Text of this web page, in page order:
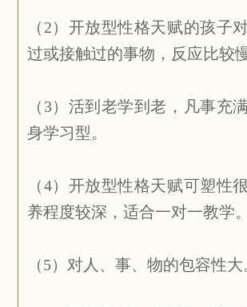
（2）开放型性格天赋的孩子
过或接触过的事物，反应比较慢
（3）活到老学到老，凡事充
身学习型。
（4）开放型性格天赋可塑性
养程度较深，适合一对一教学。
（5）对人、事、物的包容性大